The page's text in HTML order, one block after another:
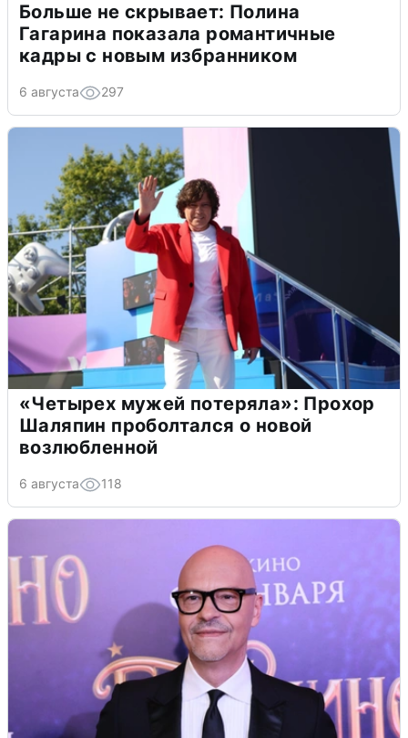
Больше не скрывает: Полина
Гагарина показала романтичные
кадры с новым избранником
6 августа 297
«Четырех мужей потеряла»: Прохор
Шаляпин проболтался о новой
возлюбленной
6 августа 118